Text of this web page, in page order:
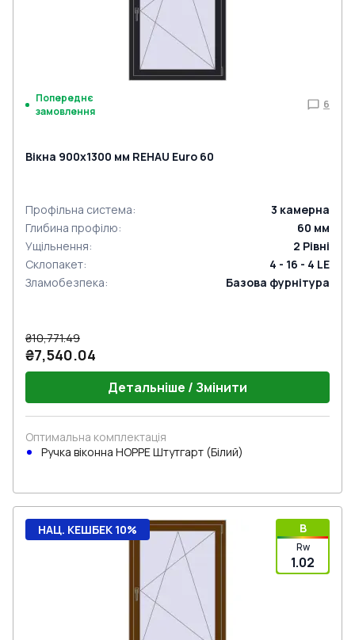
Попереднє
замовлення
6
Вікна 900x1300 мм REHAU Euro 60
Профільна система: 3 камерна
Глибина профілю: 60 мм
Ущільнення: 2 Рівні
Склопакет:
4 - 16 - 4 LE
Зламобезпека: Базова фурнітура
₴10,771.49
₴7,540.04
Детальніше / Змінити
Оптимальна комплектація
Ручка віконна HOPPE Штутгарт (Білий)
B
Rw
1.02
НАЦ. КЕШБЕК 10%